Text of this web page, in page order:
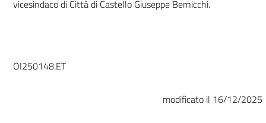
vicesindaco di Città di Castello Giuseppe Bernicchi.
OI250148.ET
modificato il 16/12/2025